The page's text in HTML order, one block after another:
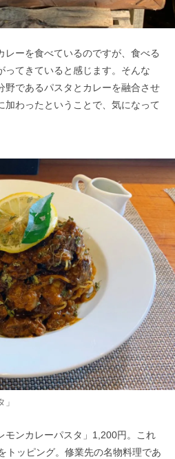
レーを食べているのですが、食べる
ってきていると感じます。そんな
野であるパスタとカレーを融合させ
加わったということで、気になって
モンカレーパスタ」1,200円。これ
トッピング。修業先の名物料理であ